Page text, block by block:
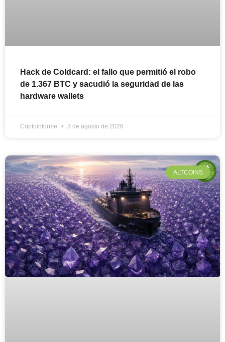
Hack de Coldcard: el fallo que permitió el robo
de 1.367 BTC y sacudió la seguridad de las
hardware wallets
Criptoinforme 3 de agosto de 2026
ALTCOINS